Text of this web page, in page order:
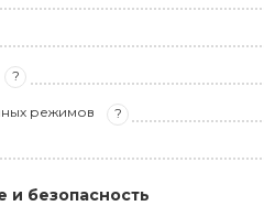
?
режимов ?
и безопасность